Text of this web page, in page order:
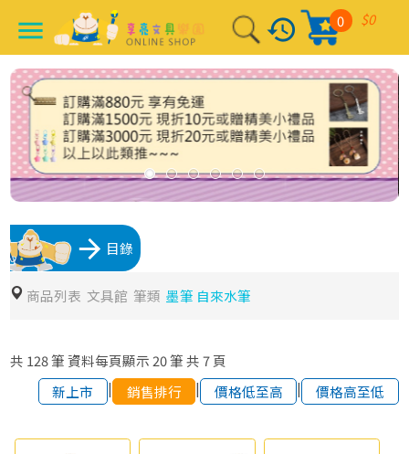
menu history $0
0
arrow_forward 目錄
商品列表 文具館 筆類 墨筆 自來水筆
共 128筆 資料每頁顯示 20筆 共 7頁
新上市
| 銷售排行 | 價格低至高 | 價格高至低